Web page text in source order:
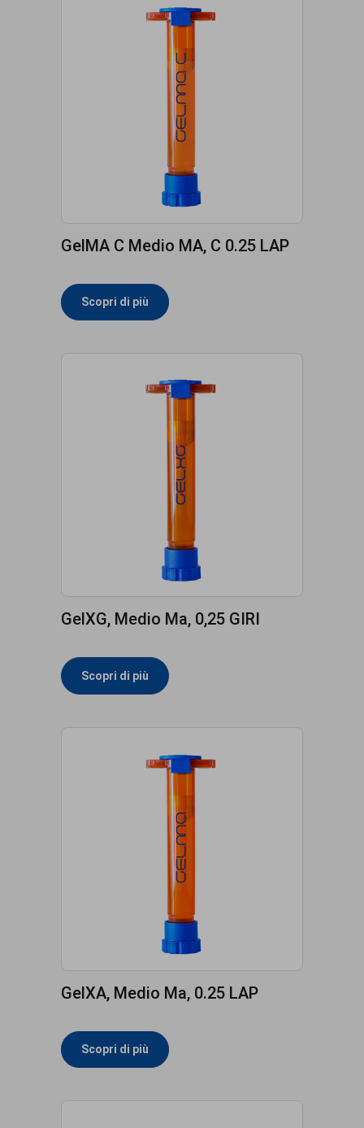
GelMA C Medio MA, C 0.25 LAP
Scopri di più
GelXG, Medio Ma, 0,25 GIRI
Scopri di più
GelXA, Medio Ma, 0.25 LAP
Scopri di più